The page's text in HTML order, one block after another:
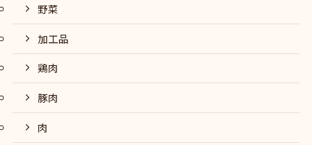
野菜
加工品
鶏肉
豚肉
肉